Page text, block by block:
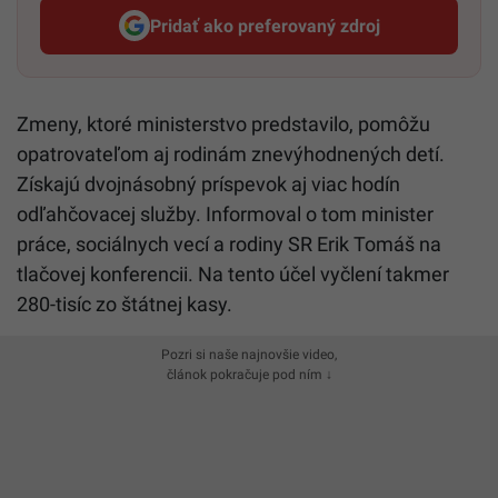
Pridať ako preferovaný zdroj
Startitup, odkaz sa otvorí v
Zmeny, ktoré ministerstvo predstavilo, pomôžu
opatrovateľom aj rodinám znevýhodnených detí.
Získajú dvojnásobný príspevok aj viac hodín
odľahčovacej služby. Informoval o tom minister
práce, sociálnych vecí a rodiny SR Erik Tomáš na
tlačovej konferencii. Na tento účel vyčlení takmer
280-tisíc zo štátnej kasy.
Pozri si naše najnovšie video,
článok pokračuje pod ním ↓